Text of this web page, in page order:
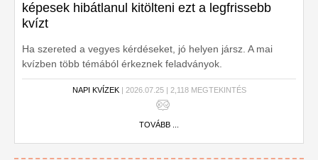
képesek hibátlanul kitölteni ezt a legfrissebb
kvízt
Ha szereted a vegyes kérdéseket, jó helyen jársz. A mai
kvízben több témából érkeznek feladványok.
NAPI KVÍZEK| 2026.07.25 | 2,118 MEGTEKINTÉS
TOVÁBB ...